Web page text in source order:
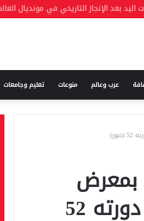
عرب وعالم منوعات تعليم وجامعات
بمعرض
القاهرة الدولى للكتاب فى دورته 52